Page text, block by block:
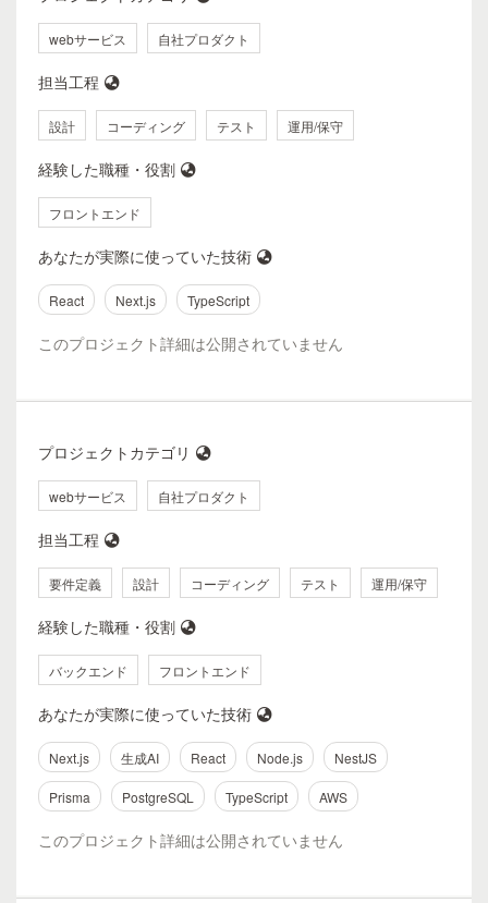
webサービス 自社プロダクト
担当工程
設計 コーディング テスト 運用/保守
経験した職種・役割
フロントエンド
あなたが実際に使っていた技術
React Next.js TypeScript
このプロジェクト詳細は公開されていません
プロジェクトカテゴリ
webサービス 自社プロダクト
担当工程
要件定義 設計 コーディング テスト 運用/保守
経験した職種・役割
バックエンド フロントエンド
あなたが実際に使っていた技術
Next.js 生成AI React Node.js NestJS
Prisma PostgreSQL TypeScript AWS
このプロジェクト詳細は公開されていません